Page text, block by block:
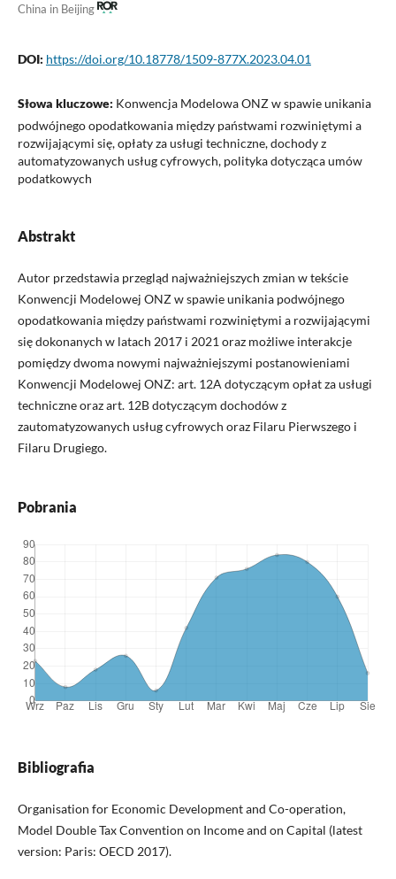
China in Beijing
DOI: https://doi.org/10.18778/1509-877X.2023.04.01
Słowa kluczowe: Konwencja Modelowa ONZ w spawie unikania
podwójnego opodatkowania między państwami rozwiniętymi a
rozwijającymi się, opłaty za usługi techniczne, dochody z
automatyzowanych usług cyfrowych, polityka dotycząca umów
podatkowych
Abstrakt
Autor przedstawia przegląd najważniejszych zmian w tekście
Konwencji Modelowej ONZ w spawie unikania podwójnego
opodatkowania między państwami rozwiniętymi a rozwijającymi
się dokonanych w latach 2017 i 2021 oraz możliwe interakcje
pomiędzy dwoma nowymi najważniejszymi postanowieniami
Konwencji Modelowej ONZ: art. 12A dotyczącym opłat za usługi
techniczne oraz art. 12B dotyczącym dochodów z
zautomatyzowanych usług cyfrowych oraz Filaru Pierwszego i
Filaru Drugiego.
Pobrania
Bibliografia
Organisation for Economic Development and Co-operation,
Model Double Tax Convention on Income and on Capital (latest
version: Paris: OECD 2017).